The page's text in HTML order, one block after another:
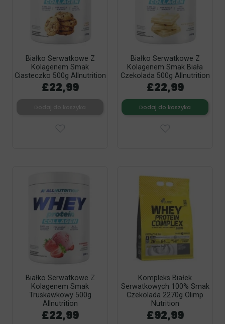
Białko Serwatkowe Z
Kolagenem Smak
Ciasteczko 500g Allnutrition
£22,99
Białko Serwatkowe Z
Kolagenem Smak Biała
Czekolada 500g Allnutrition
£22,99
Dodaj do koszyka
Białko Serwatkowe Z
Kolagenem Smak
Truskawkowy 500g
Allnutrition
£22,99
Kompleks Białek
Serwatkowych 100% Smak
Czekolada 2270g Olimp
Nutrition
£92,99